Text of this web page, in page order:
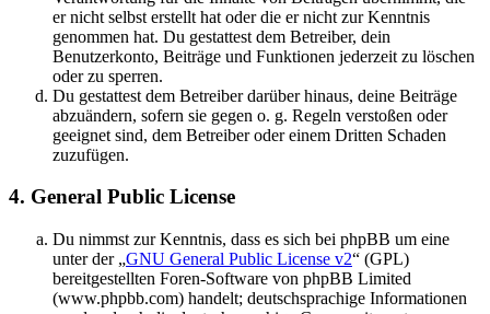
er nicht selbst erstellt hat oder die er nicht zur Kenntnis
genommen hat. Du gestattest dem Betreiber, dein
Benutzerkonto, Beiträge und Funktionen jederzeit zu löschen
oder zu sperren.
Du gestattest dem Betreiber darüber hinaus, deine Beiträge
abzuändern, sofern sie gegen o. g. Regeln verstoßen oder
geeignet sind, dem Betreiber oder einem Dritten Schaden
zuzufügen.
4. General Public License
Du nimmst zur Kenntnis, dass es sich bei phpBB um eine
unter der „GNU General Public License v2“ (GPL)
bereitgestellten Foren-Software von phpBB Limited
(www.phpbb.com) handelt; deutschsprachige Informationen